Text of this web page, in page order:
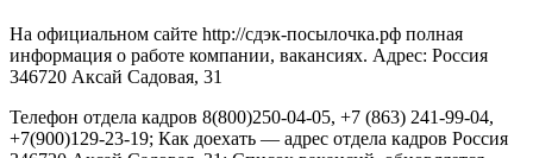
На официальном сайте http://сдэк-посылочка.рф полная
информация о работе компании, вакансиях. Адрес: Россия
346720 Аксай Садовая, 31
Телефон отдела кадров 8(800)250-04-05, +7 (863) 241-99-04,
+7(900)129-23-19; Как доехать — адрес отдела кадров Россия